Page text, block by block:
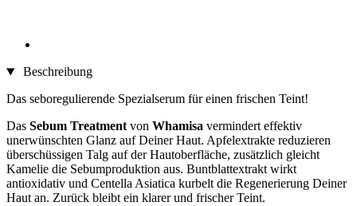
Beschreibung
Das seboregulierende Spezialserum für einen frischen Teint!
Das Sebum Treatment von Whamisa vermindert effektiv
unerwünschten Glanz auf Deiner Haut. Apfelextrakte reduzieren
überschüssigen Talg auf der Hautoberfläche, zusätzlich gleicht
Kamelie die Sebumproduktion aus. Buntblattextrakt wirkt
antioxidativ und Centella Asiatica kurbelt die Regenerierung Deiner
Haut an. Zurück bleibt ein klarer und frischer Teint.